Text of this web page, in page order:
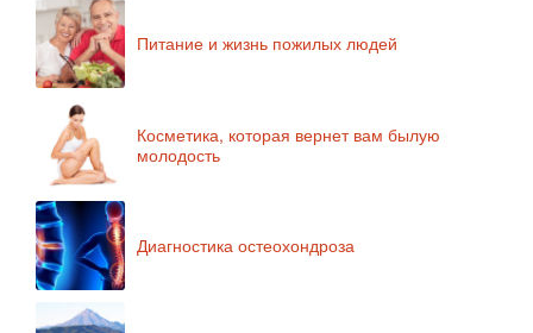
Питание и жизнь пожилых людей
Косметика, которая вернет вам былую
молодость
Диагностика остеохондроза